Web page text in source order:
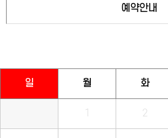
예약안내
일 월 화
1 2